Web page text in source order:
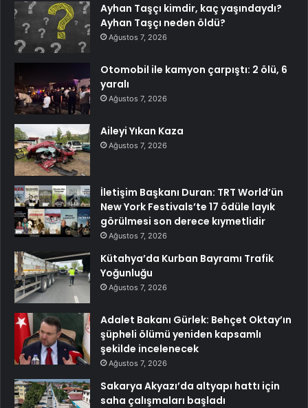
Ayhan Taşçı kimdir, kaç yaşındaydı?
Ayhan Taşçı neden öldü?
Ağustos 7, 2026
Otomobil ile kamyon çarpıştı: 2 ölü, 6
yaralı
Ağustos 7, 2026
Aileyi Yıkan Kaza
Ağustos 7, 2026
İletişim Başkanı Duran: TRT World’ün
New York Festivals’te 17 ödüle layık
görülmesi son derece kıymetlidir
Ağustos 7, 2026
Kütahya’da Kurban Bayramı Trafik
Yoğunluğu
Ağustos 7, 2026
Adalet Bakanı Gürlek: Behçet Oktay’ın
şüpheli ölümü yeniden kapsamlı
şekilde incelenecek
Ağustos 7, 2026
Sakarya Akyazı’da altyapı hattı için
saha çalışmaları başladı